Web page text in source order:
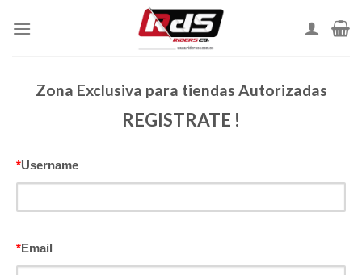
Zona Exclusiva para tiendas Autorizadas
REGISTRATE !
*Username
*Email